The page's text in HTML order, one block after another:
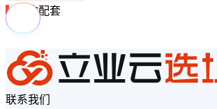
周边配套
联系我们